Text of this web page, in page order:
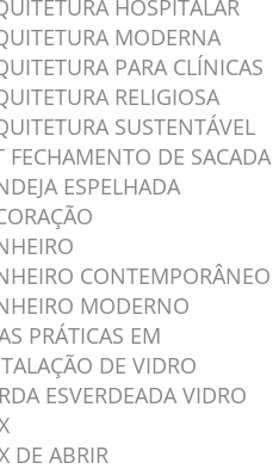
HOSPITALAR
MODERNA
PARA CLÍNICAS
RELIGIOSA
SUSTENTÁVEL
FECHAMENTO DE SACADA
ESPELHADA
CONTEMPORÂNEO
MODERNO
PRÁTICAS EM
DE VIDRO
ESVERDEADA VIDRO
DE ABRIR